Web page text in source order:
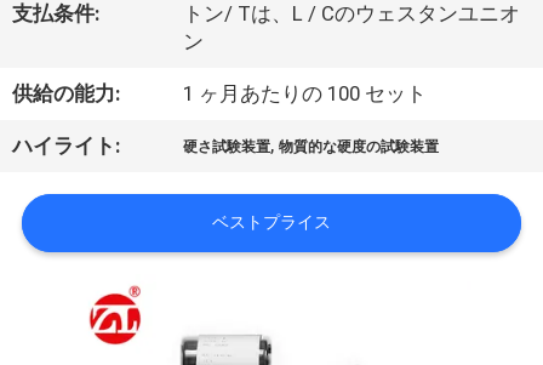
に
つ
い
工
支払条件:
トン/ Tは、L / Cのウェスタンユニオ
ン
供給の能力: 1 ヶ月あたりの 100 セット
ハイライト: 硬さ試験装置,物質的な硬度の試験装置
ベストプライス